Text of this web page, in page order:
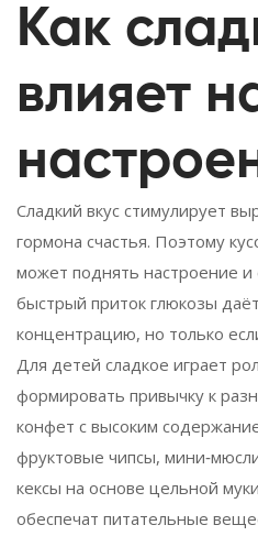
Как
влияет
Сладкий вкус стимулирует
гормона счастья. Поэтому
может поднять настроение и
быстрый приток глюкозы
концентрацию, но только
Для детей сладкое играет
формировать привычку к
конфет с высоким
фруктовые чипсы,
кексы на основе цельной
обеспечат питательные